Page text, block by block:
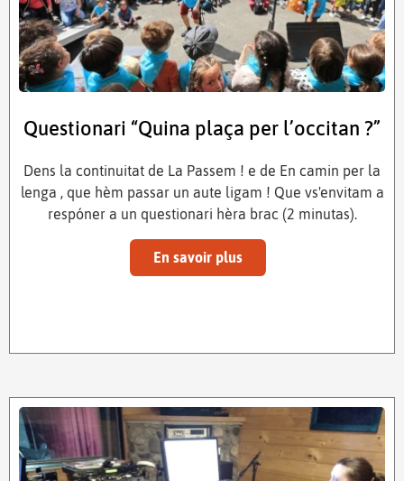
Questionari “Quina plaça per l’occitan ?”
Dens la continuitat de La Passem ! e de En camin per la
lenga , que hèm passar un aute ligam ! Que vs'envitam a
respóner a un questionari hèra brac (2 minutas).
En savoir plus